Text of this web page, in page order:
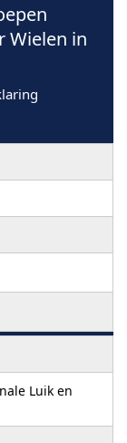
Wielen in
Luik en